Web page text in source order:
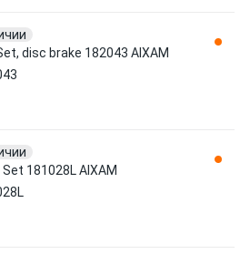
disc brake 182043 AIXAM
181028L AIXAM